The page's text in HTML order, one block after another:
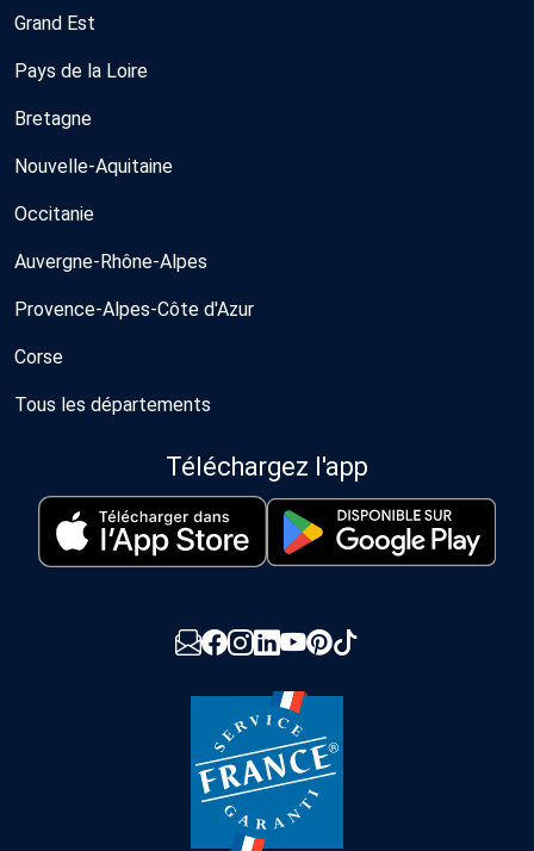
Grand Est
Pays de la Loire
Bretagne
Nouvelle-Aquitaine
Occitanie
Auvergne-Rhône-Alpes
Provence-Alpes-Côte d'Azur
Corse
Tous les départements
Téléchargez l'app